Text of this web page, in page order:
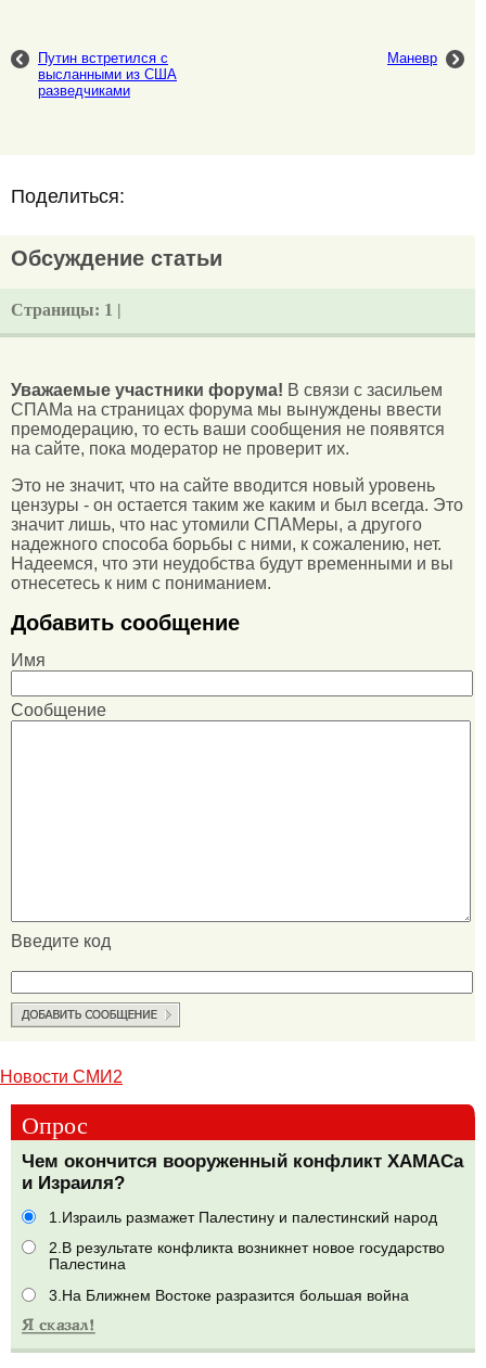
Путин встретился с
высланными из США
разведчиками
Маневр
Поделиться:
Обсуждение статьи
Страницы: 1 |
Уважаемые участники форума! В связи с засильем
СПАМа на страницах форума мы вынуждены ввести
премодерацию, то есть ваши сообщения не появятся
на сайте, пока модератор не проверит их.
Это не значит, что на сайте вводится новый уровень
цензуры - он остается таким же каким и был всегда. Это
значит лишь, что нас утомили СПАМеры, а другого
надежного способа борьбы с ними, к сожалению, нет.
Надеемся, что эти неудобства будут временными и вы
отнесетесь к ним с пониманием.
Добавить сообщение
Имя
Сообщение
Введите код
Новости СМИ2
Опрос
Чем окончится вооруженный конфликт ХАМАСа
и Израиля?
1.Израиль размажет Палестину и палестинский народ
2.В результате конфликта возникнет новое государство
Палестина
3.На Ближнем Востоке разразится большая война